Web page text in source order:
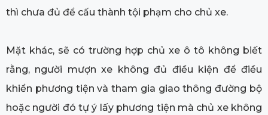
thì chưa đủ để cấu thành tội phạm cho chủ xe.
Mặt khác, sẽ có trường hợp chủ xe ô tô không biết
rằng, người mượn xe không đủ điều kiện để điều
khiển phương tiện và tham gia giao thông đường bộ
hoặc người đó tự ý lấy phương tiện mà chủ xe không